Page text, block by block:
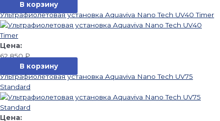
В корзину
Ультрафиолетовая установка Aquaviva Nano Tech UV40 Timer
62 850₽
В корзину
Ультрафиолетовая установка Aquaviva Nano Tech UV75
Standard